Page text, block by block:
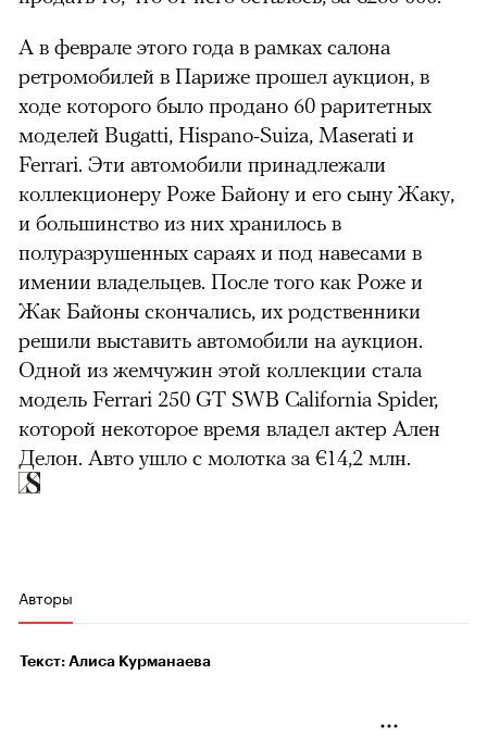
А в феврале этого года в рамках салона
ретромобилей в Париже прошел аукцион, в
ходе которого было продано 60 раритетных
моделей Bugatti, Hispano-Suiza, Maserati и
Ferrari. Эти автомобили принадлежали
коллекционеру Роже Байону и его сыну Жаку,
и большинство из них хранилось в
полуразрушенных сараях и под навесами в
имении владельцев. После того как Роже и
Жак Байоны скончались, их родственники
решили выставить автомобили на аукцион.
Одной из жемчужин этой коллекции стала
модель Ferrari 250 GT SWB California Spider,
которой некоторое время владел актер Ален
Делон. Авто ушло с молотка за €14,2 млн.
Авторы
Текст: Алиса Курманаева